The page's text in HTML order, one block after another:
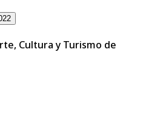
Cultura y Turismo de